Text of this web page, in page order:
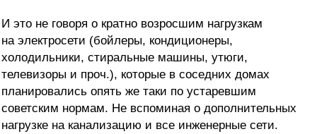
И это не говоря о кратно возросшим нагрузкам
на электросети (бойлеры, кондиционеры,
холодильники, стиральные машины, утюги,
телевизоры и проч.), которые в соседних домах
планировались опять же таки по устаревшим
советским нормам. Не вспоминая о дополнительных
нагрузке на канализацию и все инженерные сети.